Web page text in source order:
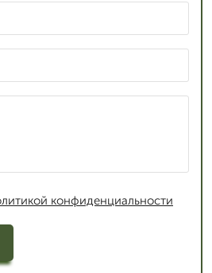
конфиденциальности